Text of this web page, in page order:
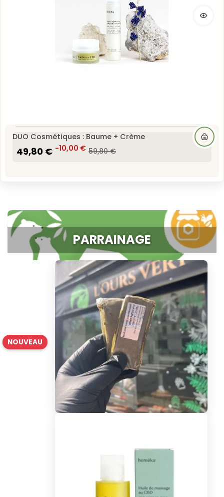
DUO Cosmétiques : Baume + Crème
49,80 € -10,00 € 59,80 €
PARRAINAGE
NOUVEAU